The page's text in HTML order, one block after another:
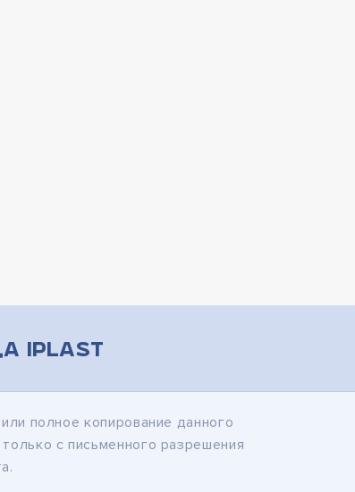
iPlast
полное копирование данного
с письменного разрешения